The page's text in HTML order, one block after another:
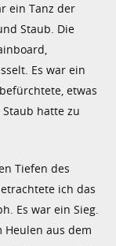
ein Tanz der
Staub. Die
Es war ein
etwas
hatte zu
Tiefen des
ich das
Es war ein Sieg.
Heulen aus dem